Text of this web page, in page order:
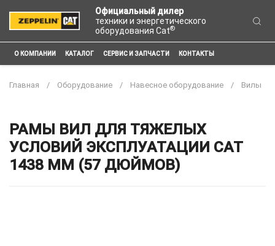
Официальный дилер
техники и энергетического
оборудования Cat®
О КОМПАНИИ КАТАЛОГ СЕРВИС И ЗАПЧАСТИ КОНТАКТЫ
Главная Оборудование Навесное оборудование Вилы
РАМЫ ВИЛ ДЛЯ ТЯЖЕЛЫХ
УСЛОВИЙ ЭКСПЛУАТАЦИИ CAT
1438 ММ (57 ДЮЙМОВ)